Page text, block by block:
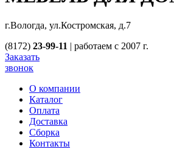
г.Вологда, ул.Костромская, д.7
(8172) 23-99-11 | работаем с 2007 г.
Заказать
звонок
О компании
Каталог
Оплата
Доставка
Сборка
Контакты